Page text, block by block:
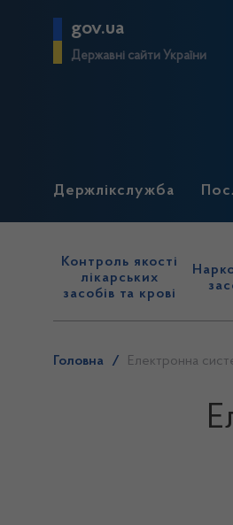
gov.ua
Державні сайти України
Держлікслужба
Контроль якості
лікарських
засобів та крові
Головна / Електронна